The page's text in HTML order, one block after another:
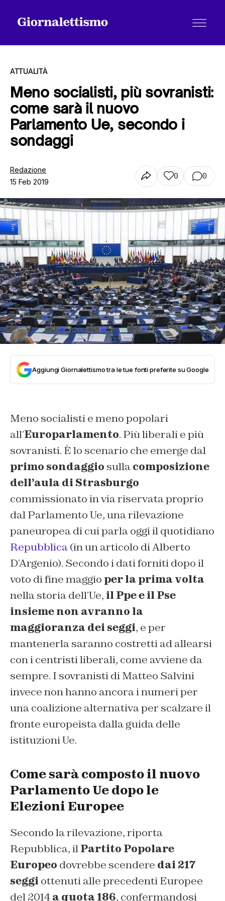
Tutti gli articoli
Chi siamo
ATTUALITÀ
Meno socialisti, più sovranisti:
come sarà il nuovo
Parlamento Ue, secondo i
sondaggi
Redazione
15 Feb 2019
0 0
Aggiungi Giornalettismo tra le tue fonti preferite su Google
Meno socialisti e meno popolari
all’Europarlamento. Più liberali e più
sovranisti. È lo scenario che emerge dal
primo sondaggio sullacomposizione
dell’aula di Strasburgo
commissionato in via riservata proprio
dal Parlamento Ue, una rilevazione
paneuropea di cui parla oggi il quotidiano
Repubblica(in un articolo di Alberto
D’Argenio). Secondo i dati forniti dopo il
voto di fine maggio per la prima volta
nella storia dell’Ue, il Ppe e il Pse
insieme non avranno la
maggioranza dei seggi, e per
mantenerla saranno costretti ad allearsi
con i centristi liberali, come avviene da
sempre. I sovranisti di Matteo Salvini
invece non hanno ancora i numeri per
una coalizione alternativa per scalzare il
fronte europeista dalla guida delle
istituzioni Ue.
Come sarà composto il nuovo
Parlamento Ue dopo le
Elezioni Europee
Secondo la rilevazione, riporta
Repubblica, ilPartito Popolare
Europeo dovrebbe scendere dai 217
seggi ottenuti alle precedenti Europee
del 2014a quota 186, confermandosi